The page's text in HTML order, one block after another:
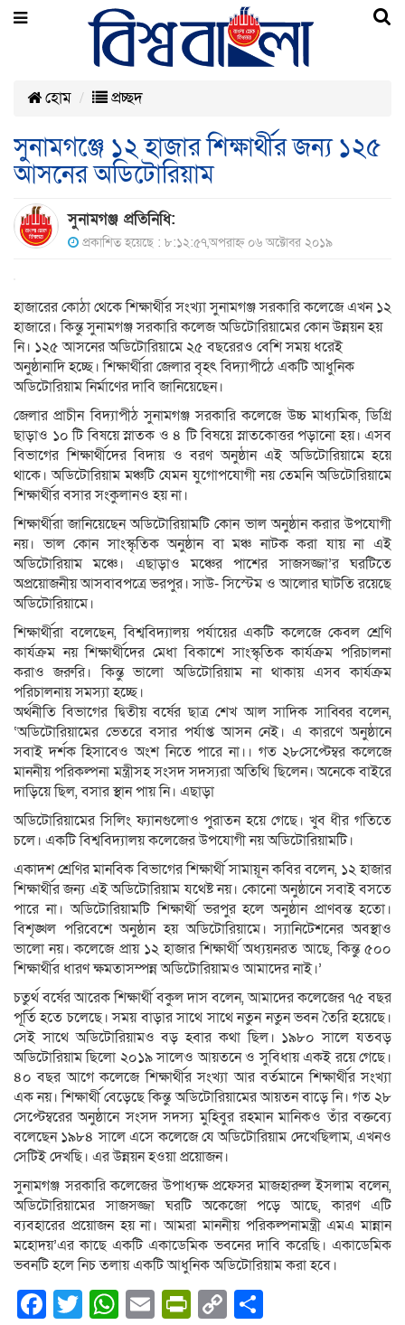
হোম প্রচ্ছদ
সুনামগঞ্জে ১২ হাজার শিক্ষার্থীর জন্য ১২৫
আসনের অডিটোরিয়াম
সুনামগঞ্জ প্রতিনিধি:
প্রকাশিত হয়েছে : ৮:১২:৫৭,অপরাহ্ন ০৬ অক্টোবর ২০১৯
হাজারের কোঠা থেকে শিক্ষার্থীর সংখ্যা সুনামগঞ্জ সরকারি কলেজে এখন ১২
হাজারে। কিন্তু সুনামগঞ্জ সরকারি কলেজ অডিটোরিয়ামের কোন উন্নয়ন হয়
নি। ১২৫ আসনের অডিটোরিয়ামে ২৫ বছরেরও বেশি সময় ধরেই
অনুষ্ঠানাদি হচ্ছে। শিক্ষার্থীরা জেলার বৃহৎ বিদ্যাপীঠে একটি আধুনিক
অডিটোরিয়াম নির্মাণের দাবি জানিয়েছেন।
জেলার প্রাচীন বিদ্যাপীঠ সুনামগঞ্জ সরকারি কলেজে উচ্চ মাধ্যমিক, ডিগ্রি
ছাড়াও ১০ টি বিষয়ে স্নাতক ও ৪ টি বিষয়ে স্নাতকোত্তর পড়ানো হয়। এসব
বিভাগের শিক্ষার্থীদের বিদায় ও বরণ অনুষ্ঠান এই অডিটোরিয়ামে হয়ে
থাকে। অডিটোরিয়াম মঞ্চটি যেমন যুগোপযোগী নয় তেমনি অডিটোরিয়ামে
শিক্ষার্থীর বসার সংকুলানও হয় না।
শিক্ষার্থীরা জানিয়েছেন অডিটোরিয়ামটি কোন ভাল অনুষ্ঠান করার উপযোগী
নয়। ভাল কোন সাংস্কৃতিক অনুষ্ঠান বা মঞ্চ নাটক করা যায় না এই
অডিটোরিয়াম মঞ্চে। এছাড়াও মঞ্চের পাশের সাজসজ্জা’র ঘরটিতে
অপ্রয়োজনীয় আসবাবপত্রে ভরপুর। সাউ- সিস্টেম ও আলোর ঘাটতি রয়েছে
অডিটোরিয়ামে।
শিক্ষার্থীরা বলেছেন, বিশ্ববিদ্যালয় পর্যায়ের একটি কলেজে কেবল শ্রেণি
কার্যক্রম নয় শিক্ষার্থীদের মেধা বিকাশে সাংস্কৃতিক কার্যক্রম পরিচালনা
করাও জরুরি। কিন্তু ভালো অডিটোরিয়াম না থাকায় এসব কার্যক্রম
পরিচালনায় সমস্যা হচ্ছে।
অর্থনীতি বিভাগের দ্বিতীয় বর্ষের ছাত্র শেখ আল সাদিক সাব্বির বলেন,
‘অডিটোরিয়ামের ভেতরে বসার পর্যাপ্ত আসন নেই। এ কারণে অনুষ্ঠানে
সবাই দর্শক হিসাবেও অংশ নিতে পারে না।। গত ২৮সেপ্টেম্বর কলেজে
মাননীয় পরিকল্পনা মন্ত্রীসহ সংসদ সদস্যরা অতিথি ছিলেন। অনেকে বাইরে
দাড়িয়ে ছিল, বসার স্থান পায় নি। এছাড়া
অডিটোরিয়ামের সিলিং ফ্যানগুলোও পুরাতন হয়ে গেছে। খুব ধীর গতিতে
চলে। একটি বিশ্ববিদ্যালয় কলেজের উপযোগী নয় অডিটোরিয়ামটি।
একাদশ শ্রেণির মানবিক বিভাগের শিক্ষার্থী সামায়ূন কবির বলেন, ১২ হাজার
শিক্ষার্থীর জন্য এই অডিটোরিয়াম যথেষ্ট নয়। কোনো অনুষ্ঠানে সবাই বসতে
পারে না। অডিটোরিয়ামটি শিক্ষার্থী ভরপুর হলে অনুষ্ঠান প্রাণবন্ত হতো।
বিশৃঙ্খল পরিবেশে অনুষ্ঠান হয় অডিটোরিয়ামে। স্যানিটেশনের অবস্থাও
ভালো নয়। কলেজে প্রায় ১২ হাজার শিক্ষার্থী অধ্যয়নরত আছে, কিন্তু ৫০০
শিক্ষার্থীর ধারণ ক্ষমতাসম্পন্ন অডিটোরিয়ামও আমাদের নাই।’
চতুর্থ বর্ষের আরেক শিক্ষার্থী বকুল দাস বলেন, আমাদের কলেজের ৭৫ বছর
পূর্তি হতে চলেছে। সময় বাড়ার সাথে সাথে নতুন নতুন ভবন তৈরি হয়েছে।
সেই সাথে অডিটোরিয়ামও বড় হবার কথা ছিল। ১৯৮০ সালে যতবড়
অডিটোরিয়াম ছিলো ২০১৯ সালেও আয়তনে ও সুবিধায় একই রয়ে গেছে।
৪০ বছর আগে কলেজে শিক্ষার্থীর সংখ্যা আর বর্তমানে শিক্ষার্থীর সংখ্যা
এক নয়। শিক্ষার্থী বেড়েছে কিন্তু অডিটোরিয়ামের আয়তন বাড়ে নি। গত ২৮
সেপ্টেম্বরের অনুষ্ঠানে সংসদ সদস্য মুহিবুর রহমান মানিকও তাঁর বক্তব্যে
বলেছেন ১৯৮৪ সালে এসে কলেজে যে অডিটোরিয়াম দেখেছিলাম, এখনও
সেটিই দেখছি। এর উন্নয়ন হওয়া প্রয়োজন।
সুনামগঞ্জ সরকারি কলেজের উপাধ্যক্ষ প্রফেসর মাজহারুল ইসলাম বলেন,
অডিটোরিয়ামের সাজসজ্জা ঘরটি অকেজো পড়ে আছে, কারণ এটি
ব্যবহারের প্রয়োজন হয় না। আমরা মাননীয় পরিকল্পনামন্ত্রী এমএ মান্নান
মহোদয়’এর কাছে একটি একাডেমিক ভবনের দাবি করেছি। একাডেমিক
ভবনটি হলে নিচ তলায় একটি আধুনিক অডিটোরিয়াম করা হবে।
Facebook
Twitter
WhatsApp
EmailPrintFriendly
Copy